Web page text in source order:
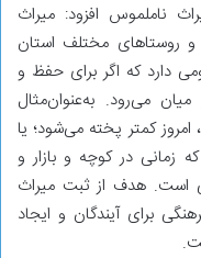
ناملموس افزود: میراث
روستاهای مختلف استان
دارد که اگر برای حفظ و
می‌رود. به‌عنوان‌مثال
امروز کمتر پخته می‌شود؛ یا
زمانی در کوچه و بازار و
است. هدف از ثبت میراث
برای آیندگان و ایجاد